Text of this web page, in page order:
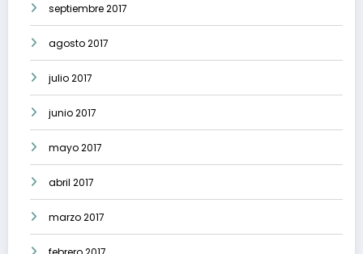
septiembre 2017
agosto 2017
julio 2017
junio 2017
mayo 2017
abril 2017
marzo 2017